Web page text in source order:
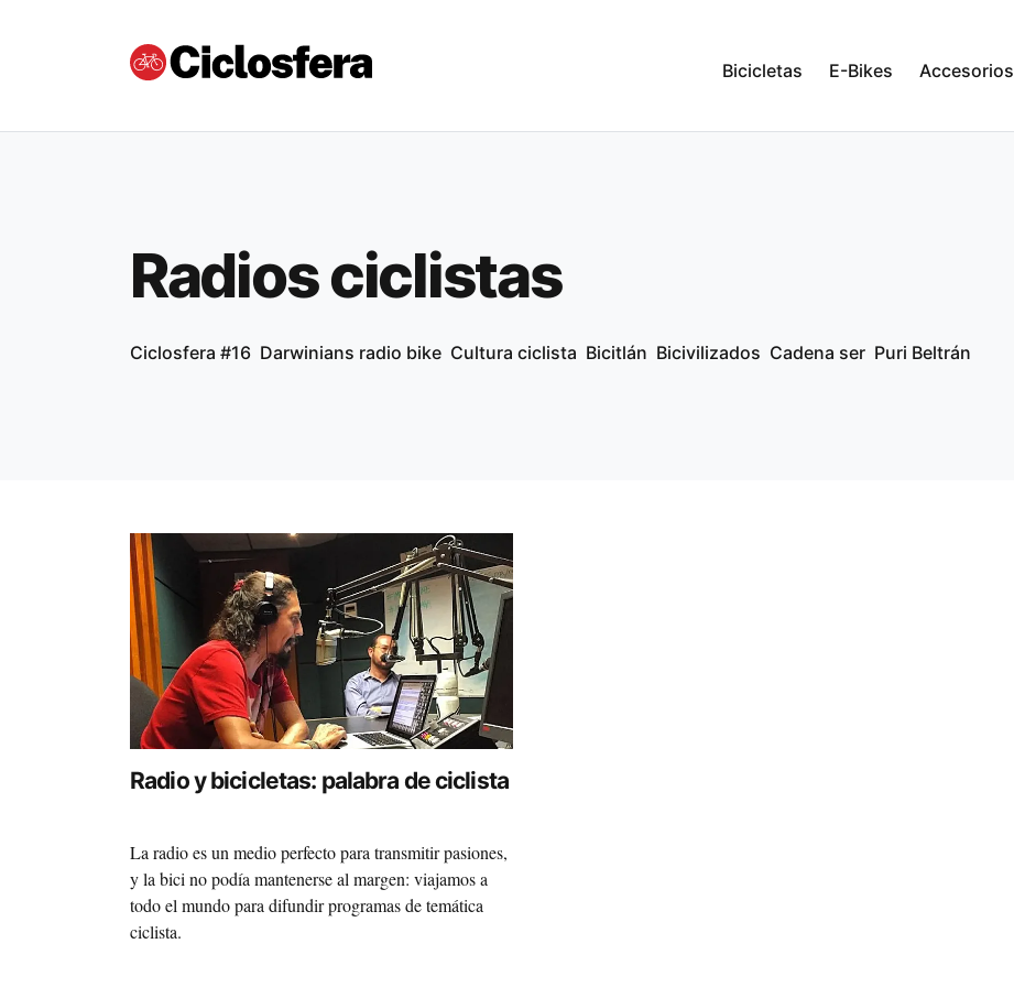
Bicicletas E-Bikes Accesorios
Radios ciclistas
Ciclosfera #16 Darwinians radio bike Cultura ciclista Bicitlán Bicivilizados Cadena ser Puri Beltrán
Radio y bicicletas: palabra de ciclista
La radio es un medio perfecto para transmitir pasiones,
y la bici no podía mantenerse al margen: viajamos a
todo el mundo para difundir programas de temática
ciclista.